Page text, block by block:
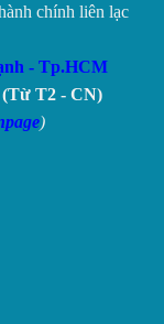
chính liên lạc
- Tp.HCM
(Từ T2 - CN)
)